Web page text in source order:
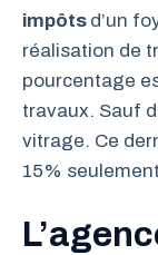
impôts d’un
réalisation de
pourcentage
travaux. Sauf
vitrage. Ce
15%